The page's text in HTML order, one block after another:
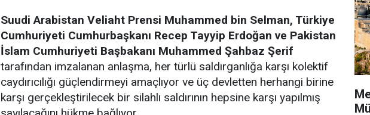
Suudi Arabistan Veliaht Prensi Muhammed bin Selman, Türkiye
Cumhuriyeti Cumhurbaşkanı Recep Tayyip Erdoğan ve Pakistan
İslam Cumhuriyeti Başbakanı Muhammed Şahbaz Şerif
tarafından imzalanan anlaşma, her türlü saldırganlığa karşı kolektif
caydırıcılığı güçlendirmeyi amaçlıyor ve üç devletten herhangi birine
karşı gerçekleştirilecek bir silahlı saldırının hepsine karşı yapılmış